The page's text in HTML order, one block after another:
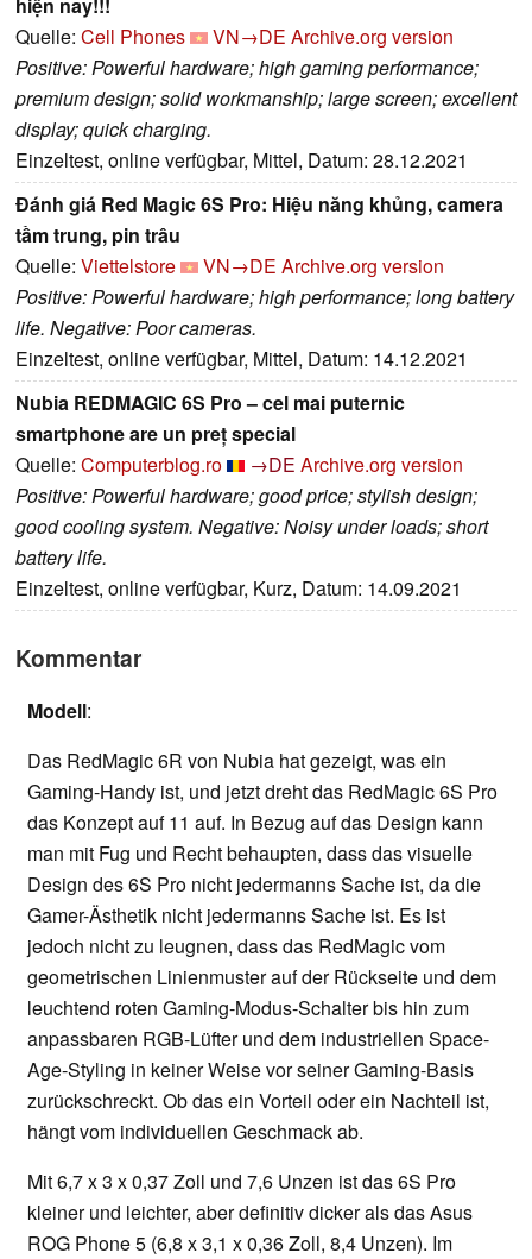
hiện nay!!!
Quelle: Cell Phones VN→DE Archive.org version
Positive: Powerful hardware; high gaming performance;
premium design; solid workmanship; large screen; excellent
display; quick charging.
Einzeltest, online verfügbar, Mittel, Datum: 28.12.2021
Đánh giá Red Magic 6S Pro: Hiệu năng khủng, camera
tầm trung, pin trâu
Quelle: Viettelstore VN→DE Archive.org version
Positive: Powerful hardware; high performance; long battery
life. Negative: Poor cameras.
Einzeltest, online verfügbar, Mittel, Datum: 14.12.2021
Nubia REDMAGIC 6S Pro – cel mai puternic
smartphone are un preț special
Quelle: Computerblog.ro →DE Archive.org version
Positive: Powerful hardware; good price; stylish design;
good cooling system. Negative: Noisy under loads; short
battery life.
Einzeltest, online verfügbar, Kurz, Datum: 14.09.2021
Kommentar
Modell:
Das RedMagic 6R von Nubia hat gezeigt, was ein
Gaming-Handy ist, und jetzt dreht das RedMagic 6S Pro
das Konzept auf 11 auf. In Bezug auf das Design kann
man mit Fug und Recht behaupten, dass das visuelle
Design des 6S Pro nicht jedermanns Sache ist, da die
Gamer-Ästhetik nicht jedermanns Sache ist. Es ist
jedoch nicht zu leugnen, dass das RedMagic vom
geometrischen Linienmuster auf der Rückseite und dem
leuchtend roten Gaming-Modus-Schalter bis hin zum
anpassbaren RGB-Lüfter und dem industriellen Space-
Age-Styling in keiner Weise vor seiner Gaming-Basis
zurückschreckt. Ob das ein Vorteil oder ein Nachteil ist,
hängt vom individuellen Geschmack ab.
Mit 6,7 x 3 x 0,37 Zoll und 7,6 Unzen ist das 6S Pro
kleiner und leichter, aber definitiv dicker als das Asus
ROG Phone 5 (6,8 x 3,1 x 0,36 Zoll, 8,4 Unzen). Im